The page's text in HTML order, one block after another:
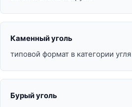
Каменный уголь
типовой формат в категории
Бурый уголь